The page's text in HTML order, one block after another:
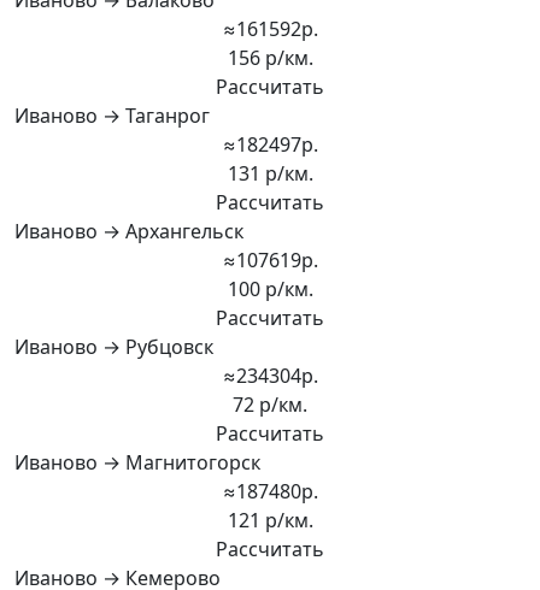
≈161592р.
156 р/км.
Рассчитать
Иваново → Таганрог
≈182497р.
131 р/км.
Рассчитать
Иваново → Архангельск
≈107619р.
100 р/км.
Рассчитать
Иваново → Рубцовск
≈234304р.
72 р/км.
Рассчитать
Иваново → Магнитогорск
≈187480р.
121 р/км.
Рассчитать
Иваново → Кемерово